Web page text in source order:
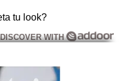
tu look?
DISCOVER WITH